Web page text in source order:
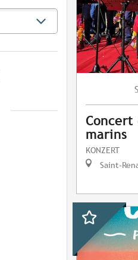
Concert
marins
KONZERT
Saint-